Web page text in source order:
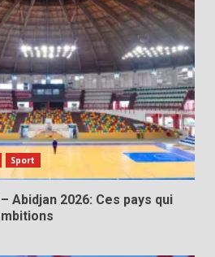
Sport
Abidjan 2026: Ces pays qui